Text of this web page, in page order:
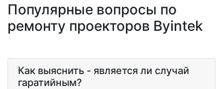
Популярные вопросы по
ремонту проекторов Byintek
Как выяснить - является ли случай
гаратийным?